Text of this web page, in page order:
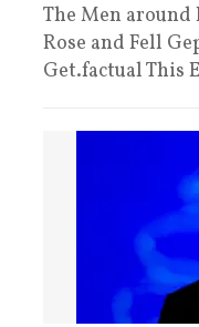
The Men
Rose and Fell
Get.factual This